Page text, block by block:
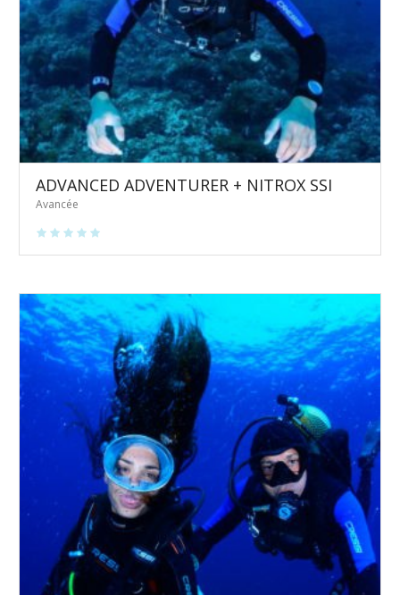
ADVANCED ADVENTURER + NITROX SSI
Avancée